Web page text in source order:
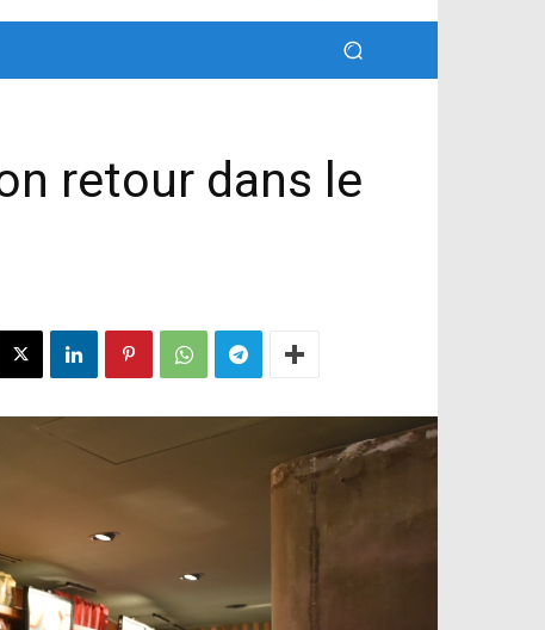
retour dans le